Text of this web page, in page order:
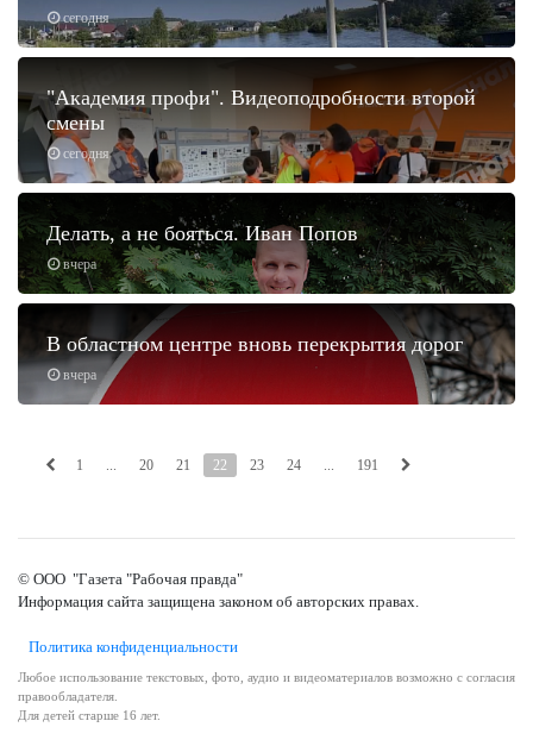
сегодня
сегодня
"Академия профи". Видеоподробности второй
смены
вчера
Делать, а не бояться. Иван Попов
вчера
В областном центре вновь перекрытия дорог
1 ... 20 21 22 23 24 ... 191
© ООО "Газета "Рабочая правда"
Информация сайта защищена законом об авторских правах.
Политика конфиденциальности
Любое использование текстовых, фото, аудио и видеоматериалов возможно с согласия
правообладателя.
Для детей старше 16 лет.